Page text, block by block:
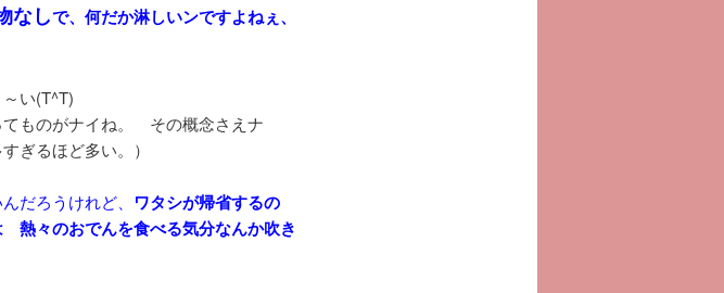
なしで、何だか淋しいンですよねぇ、
い(T^T)
ものがナイね。 その概念さえナ
ぎるほど多い。）
だろうけれど、
ワタシが帰省するの
々のおでんを食べる気分なんか吹き